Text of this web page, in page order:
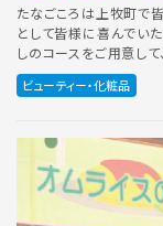
たなごころは上牧町で
として皆様に喜んでい
しのコースをご用意し
ビューティー・化粧品